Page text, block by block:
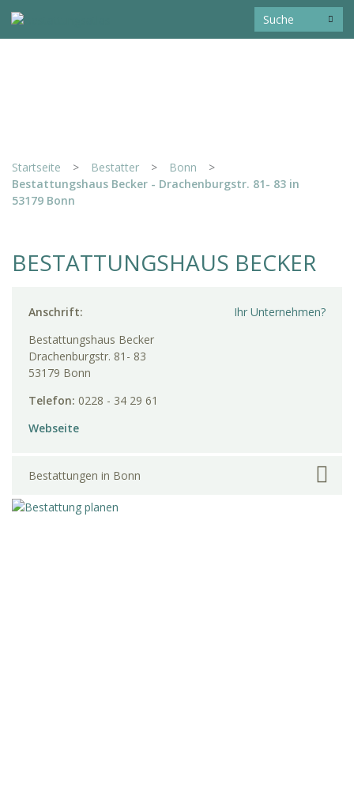
Startseite > Bestatter > Bonn
>
Bestattungshaus Becker - Drachenburgstr. 81- 83 in
53179 Bonn
BESTATTUNGSHAUS BECKER
Ihr Unternehmen?
Anschrift:
Bestattungshaus Becker
Drachenburgstr. 81- 83
53179 Bonn
Telefon: 0228 - 34 29 61
Webseite
Bestattungen in Bonn